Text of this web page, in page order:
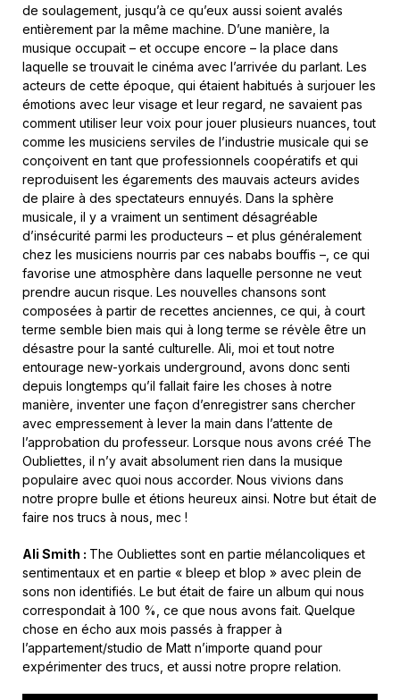
de soulagement, jusqu’à ce qu’eux aussi soient avalés
entièrement par la même machine. D’une manière, la
musique occupait – et occupe encore – la place dans
laquelle se trouvait le cinéma avec l’arrivée du parlant. Les
acteurs de cette époque, qui étaient habitués à surjouer les
émotions avec leur visage et leur regard, ne savaient pas
comment utiliser leur voix pour jouer plusieurs nuances, tout
comme les musiciens serviles de l’industrie musicale qui se
conçoivent en tant que professionnels coopératifs et qui
reproduisent les égarements des mauvais acteurs avides
de plaire à des spectateurs ennuyés. Dans la sphère
musicale, il y a vraiment un sentiment désagréable
d’insécurité parmi les producteurs – et plus généralement
chez les musiciens nourris par ces nababs bouffis –, ce qui
favorise une atmosphère dans laquelle personne ne veut
prendre aucun risque. Les nouvelles chansons sont
composées à partir de recettes anciennes, ce qui, à court
terme semble bien mais qui à long terme se révèle être un
désastre pour la santé culturelle. Ali, moi et tout notre
entourage new-yorkais underground, avons donc senti
depuis longtemps qu’il fallait faire les choses à notre
manière, inventer une façon d’enregistrer sans chercher
avec empressement à lever la main dans l’attente de
l’approbation du professeur. Lorsque nous avons créé The
Oubliettes, il n’y avait absolument rien dans la musique
populaire avec quoi nous accorder. Nous vivions dans
notre propre bulle et étions heureux ainsi. Notre but était de
faire nos trucs à nous, mec !
Ali Smith : The Oubliettes sont en partie mélancoliques et
sentimentaux et en partie « bleep et blop » avec plein de
sons non identifiés. Le but était de faire un album qui nous
correspondait à 100 %, ce que nous avons fait. Quelque
chose en écho aux mois passés à frapper à
l’appartement/studio de Matt n’importe quand pour
expérimenter des trucs, et aussi notre propre relation.